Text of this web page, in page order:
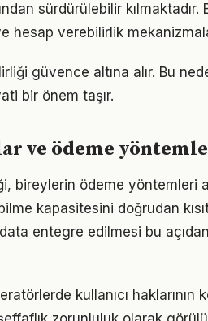
sürdürülebilir kılmaktadır.
hesap verebilirlik
güvence altına alır. Bu
bir önem taşır.
ve ödeme
bireylerin ödeme yöntemleri
kapasitesini doğrudan
entegre edilmesi bu
kullanıcı haklarının